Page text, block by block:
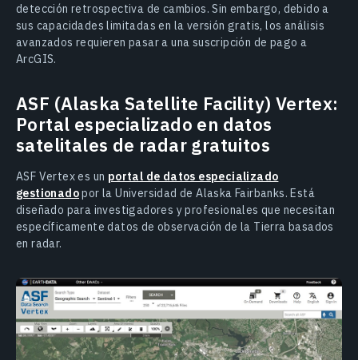
detección retrospectiva de cambios. Sin embargo, debido a
sus capacidades limitadas en la versión gratis, los análisis
avanzados requieren pasar a una suscripción de pago a
ArcGIS.
ASF (Alaska Satellite Facility) Vertex:
Portal especializado en datos
satelitales de radar gratuitos
ASF Vertex es un portal de datos especializado
gestionadopor la Universidad de Alaska Fairbanks. Está
diseñado para investigadores y profesionales que necesitan
específicamente datos de observación de la Tierra basados
en radar.